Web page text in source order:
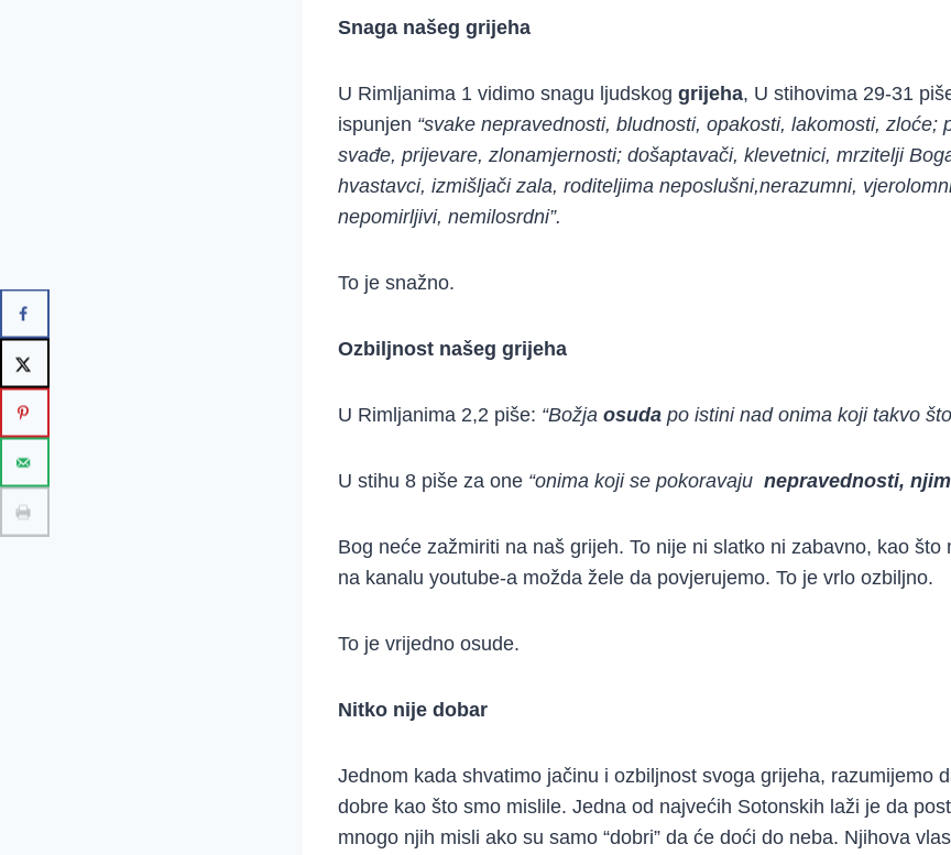
Snaga našeg grijeha
U Rimljanima 1 vidimo snagu ljudskog grijeha, U stihovima 29-31
ispunjen “svake nepravednosti, bludnosti, opakosti, lakomosti, zloće;
svađe, prijevare, zlonamjernosti; došaptavači, klevetnici, mrzitelji
hvastavci, izmišljači zala, roditeljima neposlušni,nerazumni,
nepomirljivi, nemilosrdni”.
To je snažno.
Ozbiljnost našeg grijeha
U Rimljanima 2,2 piše: “Božja osuda po istini nad onima koji takvo
U stihu 8 piše za one “onima koji se pokoravaju nepravednosti,
Bog neće zažmiriti na naš grijeh. To nije ni slatko ni zabavno, kao što
na kanalu youtube-a možda žele da povjerujemo. To je vrlo ozbiljno.
To je vrijedno osude.
Nitko nije dobar
Jednom kada shvatimo jačinu i ozbiljnost svoga grijeha, razumijemo
dobre kao što smo mislile. Jedna od najvećih Sotonskih laži je da
mnogo njih misli ako su samo “dobri” da će doći do neba. Njihova